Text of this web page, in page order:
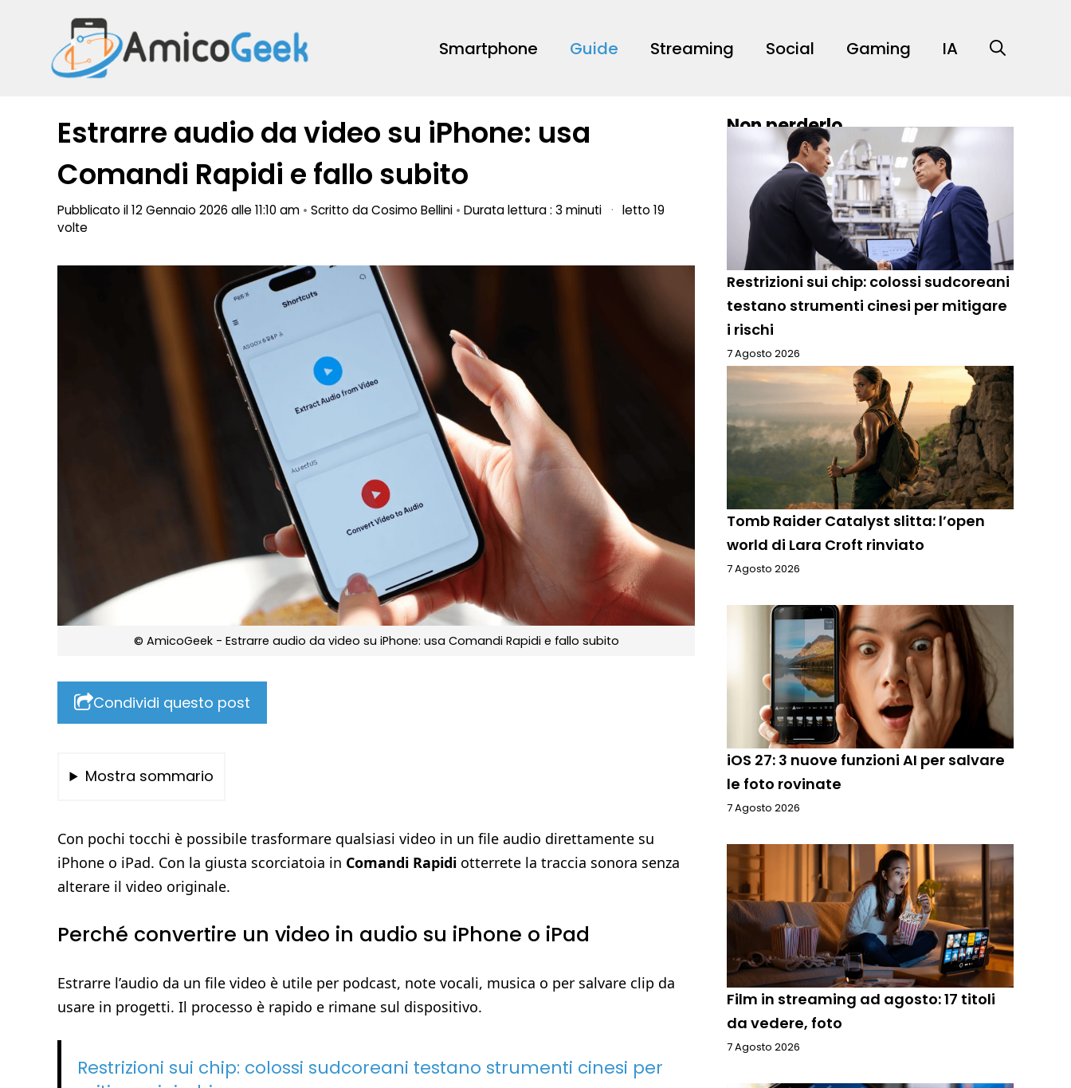
contenuto
Smartphone Guide Streaming Social Gaming IA
Estrarre audio da video su iPhone: usa
Comandi Rapidi e fallo subito
Pubblicato il 12 Gennaio 2026 alle 11:10 am • Scritto daCosimo Bellini • Durata lettura : 3 minuti · letto 19
volte
© AmicoGeek - Estrarre audio da video su iPhone: usa Comandi Rapidi e fallo subito
Condividi questo post
Mostra sommario
Con pochi tocchi è possibile trasformare qualsiasi video in un file audio direttamente su
iPhone o iPad. Con la giusta scorciatoia in Comandi Rapidi otterrete la traccia sonora senza
alterare il video originale.
Perché convertire un video in audio su iPhone o iPad
Estrarre l’audio da un file video è utile per podcast, note vocali, musica o per salvare clip da
usare in progetti. Il processo è rapido e rimane sul dispositivo.
Restrizioni sui chip: colossi sudcoreani testano strumenti cinesi per
Non perderlo
Restrizioni sui chip: colossi sudcoreani
testano strumenti cinesi per mitigare
i rischi
7 Agosto 2026
Tomb Raider Catalyst slitta: l’open
world di Lara Croft rinviato
7 Agosto 2026
iOS 27: 3 nuove funzioni AI per salvare
le foto rovinate
7 Agosto 2026
Film in streaming ad agosto: 17 titoli
da vedere, foto
7 Agosto 2026